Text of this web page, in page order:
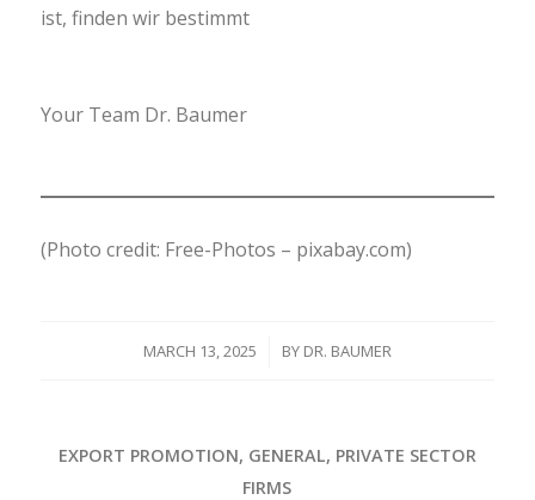
ist, finden wir bestimmt
Your Team Dr. Baumer
(Photo credit: Free-Photos – pixabay.com)
MARCH 13, 2025
/ BY DR. BAUMER
EXPORT PROMOTION, GENERAL, PRIVATE SECTOR
FIRMS